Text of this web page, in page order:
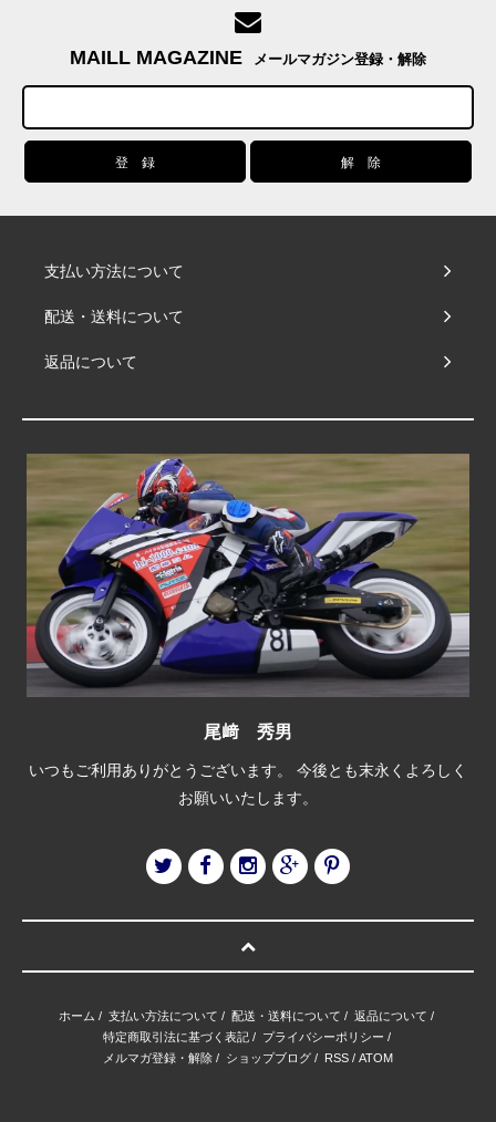
MAILL MAGAZINE メールマガジン登録・解除
支払い方法について
配送・送料について
返品について
尾﨑 秀男
いつもご利用ありがとうございます。 今後とも末永くよろしく
お願いいたします。
ホーム / 支払い方法について / 配送・送料について / 返品について /
特定商取引法に基づく表記/ プライバシーポリシー /
メルマガ登録・解除 / ショップブログ / RSS / ATOM